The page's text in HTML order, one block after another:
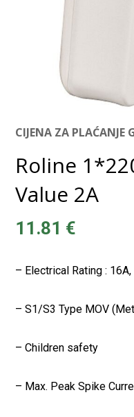
CIJENA ZA PLAĆANJE
Roline
Value 2A
11.81 €
– Electrical Rating : 16A,
– S1/S3 Type MOV
– Children safety
– Max. Peak Spike